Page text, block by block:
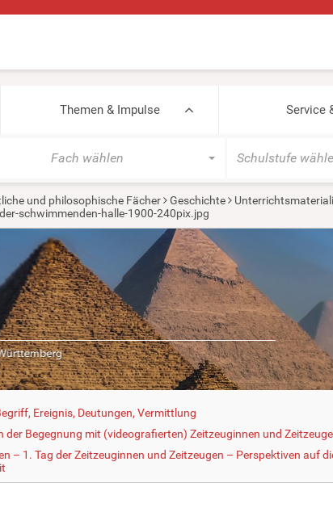
Themen & Impulse Service
Fach wählen Schulstufe
und philosophische Fächer Geschichte
schwimmenden-halle-1900-240pix.jpg
Ereignis, Deutungen, Vermittlung
der Begegnung mit (videografierten) Zeitzeuginnen und
– 1. Tag der Zeitzeuginnen und Zeitzeugen – Perspektiven auf